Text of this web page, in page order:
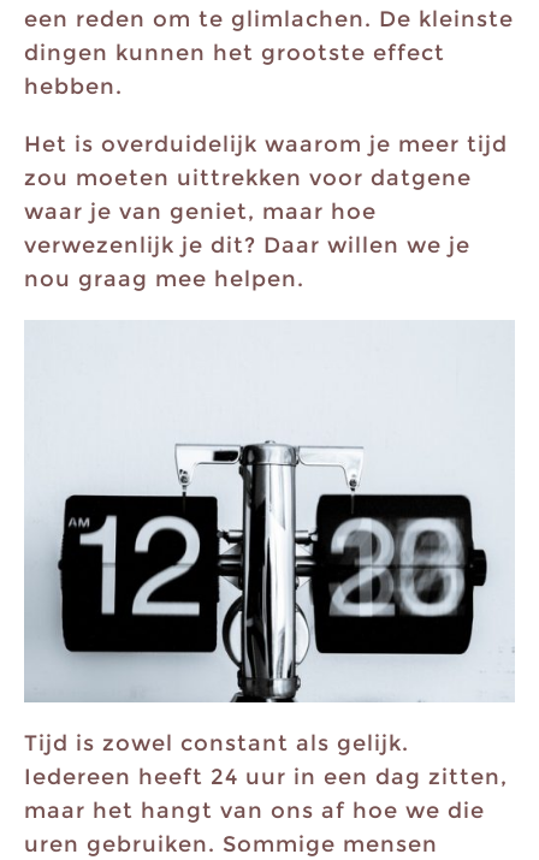
een reden om te glimlachen. De kleinste
dingen kunnen het grootste effect
hebben.
Het is overduidelijk waarom je meer tijd
zou moeten uittrekken voor datgene
waar je van geniet, maar hoe
verwezenlijk je dit? Daar willen we je
nou graag mee helpen.
Tijd is zowel constant als gelijk.
Iedereen heeft 24 uur in een dag zitten,
maar het hangt van ons af hoe we die
uren gebruiken. Sommige mensen